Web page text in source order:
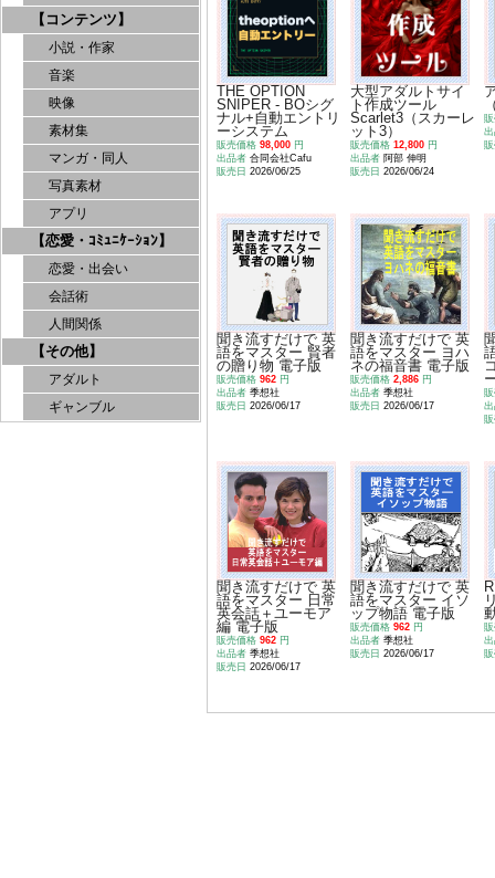
【コンテンツ】
小説・作家
音楽
映像
素材集
マンガ・同人
写真素材
アプリ
【恋愛・ｺﾐｭﾆｹｰｼｮﾝ】
恋愛・出会い
会話術
人間関係
【その他】
アダルト
ギャンブル
THE OPTION
SNIPER - BOシグ
ナル+自動エントリ
ーシステム
販売価格 98,000 円
出品者 合同会社Cafu
販売日 2026/06/25
大型アダルトサイ
ト作成ツール
Scarlet3（スカーレ
ット3）
販売価格 12,800 円
出品者 阿部 伸明
販売日 2026/06/24
聞き流すだけで 英
語をマスター 賢者
の贈り物 電子版
販売価格 962 円
出品者 季想社
販売日 2026/06/17
聞き流すだけで 英
語をマスター ヨハ
ネの福音書 電子版
販売価格 2,886 円
出品者 季想社
販売日 2026/06/17
聞き流すだけで 英
語をマスター 日常
英会話＋ユーモア
編 電子版
販売価格 962 円
出品者 季想社
販売日 2026/06/17
聞き流すだけで 英
語をマスター イソ
ップ物語 電子版
販売価格 962 円
出品者 季想社
販売日 2026/06/17